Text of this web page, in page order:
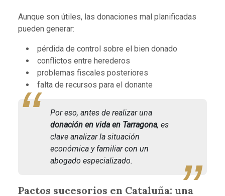
Aunque son útiles, las donaciones mal planificadas
pueden generar:
pérdida de control sobre el bien donado
conflictos entre herederos
problemas fiscales posteriores
falta de recursos para el donante
Por eso, antes de realizar una
donación en vida en Tarragona, es
clave analizar la situación
económica y familiar con un
abogado especializado.
Pactos sucesorios en Cataluña: una